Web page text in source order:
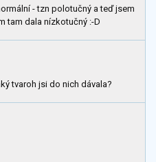
- tzn polotučný a teď jsem
tam dala nízkotučný :-D
tvaroh jsi do nich dávala?